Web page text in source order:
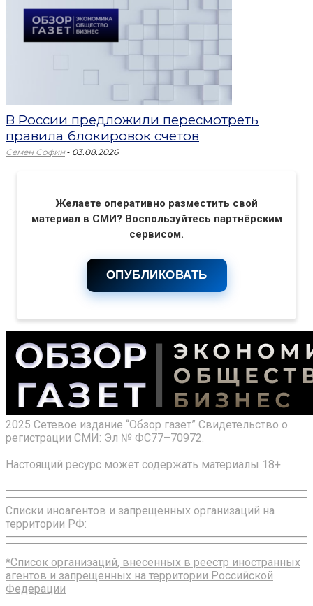
В России предложили пересмотреть
правила блокировок счетов
Семен Софин - 03.08.2026
Желаете оперативно разместить свой
материал в СМИ? Воспользуйтесь партнёрским
сервисом.
ОПУБЛИКОВАТЬ
2025 Сетевое издание “Обзор газет” Свидетельство о
регистрации СМИ: Эл № ФС77–70972.
Настоящий ресурс может содержать материалы 18+
Списки иноагентов и запрещенных организаций на
территории РФ:
*Список организаций, внесенных в реестр иностранных
агентов и запрещенных на территории Российской
Федерации